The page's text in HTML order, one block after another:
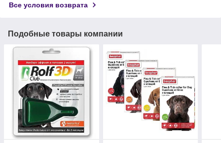
Все условия возврата
Подобные товары компании